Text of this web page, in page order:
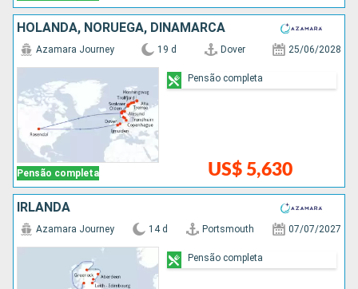
HOLANDA, NORUEGA, DINAMARCA
Pensão completa
Azamara Journey 19 d Dover 25/06/2028
US$ 5,630
Pensão completa
IRLANDA
Azamara Journey 14 d Portsmouth 07/07/2027
Pensão completa